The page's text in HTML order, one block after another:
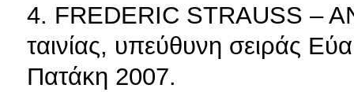
4. FREDERIC STRAUSS –
ταινίας, υπεύθυνη σειράς
Πατάκη 2007.